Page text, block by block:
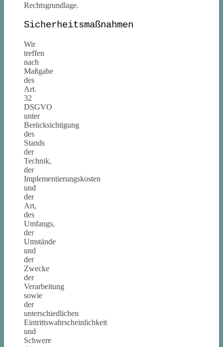
Rechtsgrundlage.
Sicherheitsmaßnahmen
Wir
treffen
nach
Maßgabe
des
Art.
32
DSGVO
unter
Berücksichtigung
des
Stands
der
Technik,
der
Implementierungskosten
und
der
Art,
des
Umfangs,
der
Umstände
und
der
Zwecke
der
Verarbeitung
sowie
der
unterschiedlichen
Eintrittswahrscheinlichkeit
und
Schwere